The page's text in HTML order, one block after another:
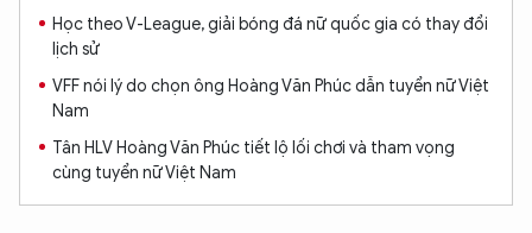
Học theo V-League, giải bóng đá nữ quốc gia có thay đổi
lịch sử
VFF nói lý do chọn ông Hoàng Văn Phúc dẫn tuyển nữ Việt
Nam
Tân HLV Hoàng Văn Phúc tiết lộ lối chơi và tham vọng
cùng tuyển nữ Việt Nam
TÔI LÀ CHATBOT CỦA